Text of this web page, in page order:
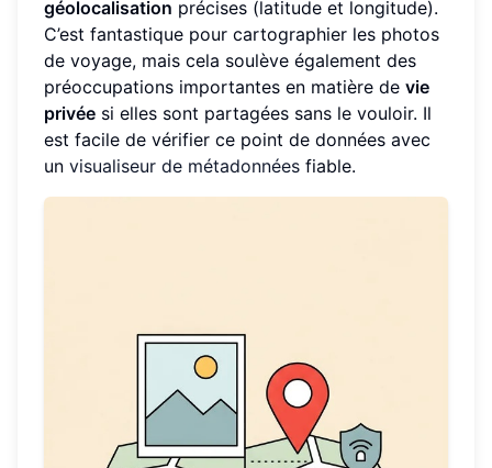
géolocalisation précises (latitude et longitude).
C’est fantastique pour cartographier les photos
de voyage, mais cela soulève également des
préoccupations importantes en matière de vie
privée si elles sont partagées sans le vouloir. Il
est facile de vérifier ce point de données avec
un visualiseur de métadonnées fiable.